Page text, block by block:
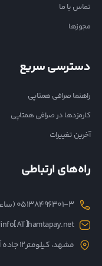
تماس با ما
مجوزها
دسترسی سریع
راهنما صرافی همتاپی
کارمزدها در صرافی همتاپی
آخرین تغییرات
راه‌های ارتباطی
05138496301-3 (ساعت۹ الی ۱۷)
info[AT]hamtapay.net
مشهد، کیلومتر12 جاده آسیایی، پارک ICT استان خراسان